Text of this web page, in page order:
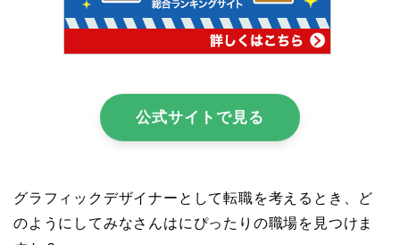
公式サイトで見る
グラフィックデザイナーとして転職を考えるとき、ど
のようにしてみなさんはにぴったりの職場を見つけま